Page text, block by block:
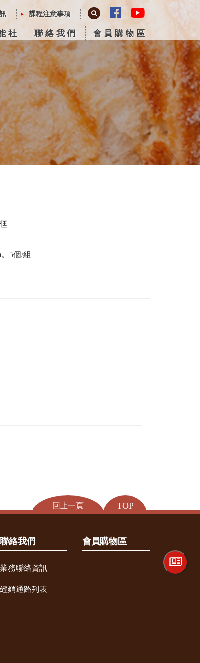
課程注意事項
社 聯絡我們 會員購物區
5個/組
TOP
回上一頁
聯絡我們
業務聯絡資訊
經銷通路列表
會員購物區